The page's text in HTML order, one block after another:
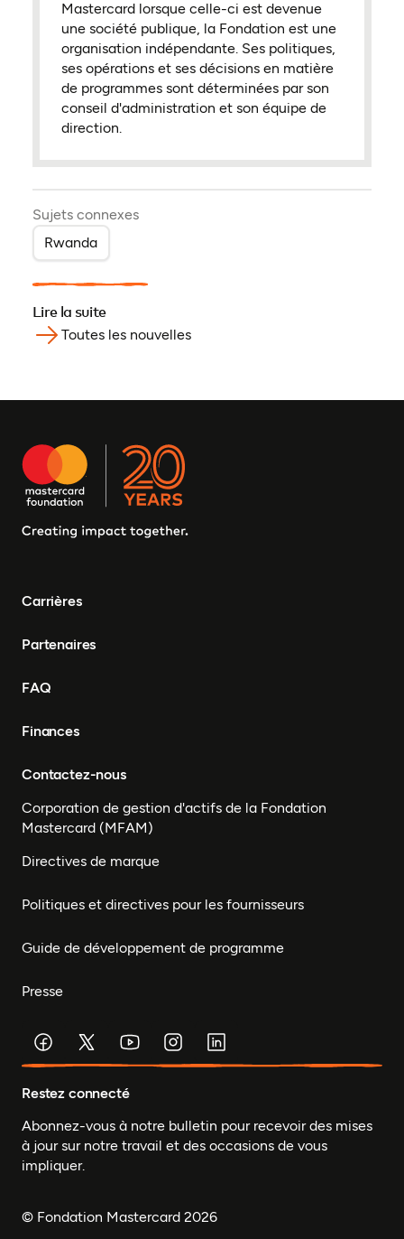
Mastercard lorsque celle-ci est devenue
une société publique, la Fondation est une
organisation indépendante. Ses politiques,
ses opérations et ses décisions en matière
de programmes sont déterminées par son
conseil d'administration et son équipe de
direction.
Sujets connexes
Rwanda
Lire la suite
Toutes les nouvelles
Carrières
Partenaires
FAQ
Finances
Contactez-nous
Corporation de gestion d'actifs de la Fondation
Mastercard (MFAM)
Directives de marque
Politiques et directives pour les fournisseurs
Guide de développement de programme
Presse
Restez connecté
Abonnez-vous à notre bulletin pour recevoir des mises
à jour sur notre travail et des occasions de vous
impliquer.
© Fondation Mastercard 2026